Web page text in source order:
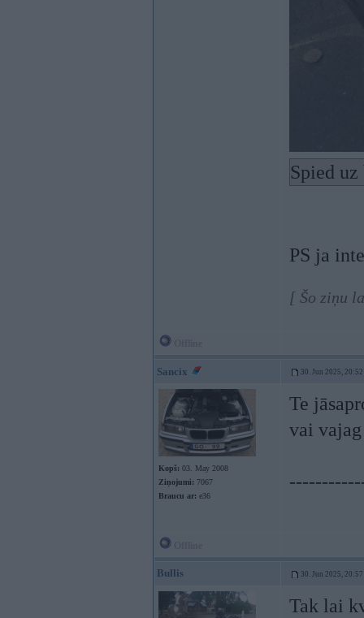
Spied
PS ja
[ Šo ziņu
Sancix 30. Jun 2025, 20:52
Kopš: 03. May 2008
Ziņojumi: 7067
Braucu ar: e36
Te
vai
Bullis 30. Jun 2025, 20:57
Tak lai